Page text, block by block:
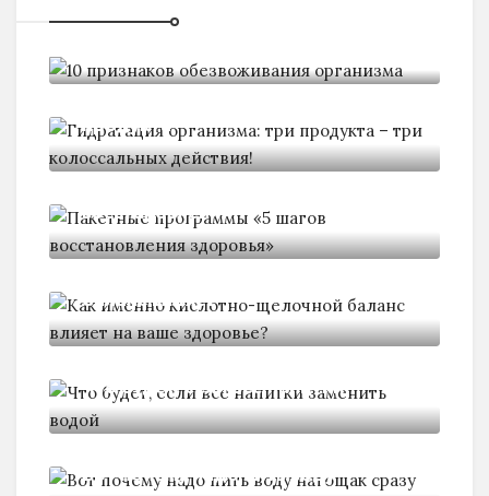
продукта -
восстановления
баланс влияет
Что будет, если все напитки
Вот почему надо пить воду
Нажмите "Нравится",